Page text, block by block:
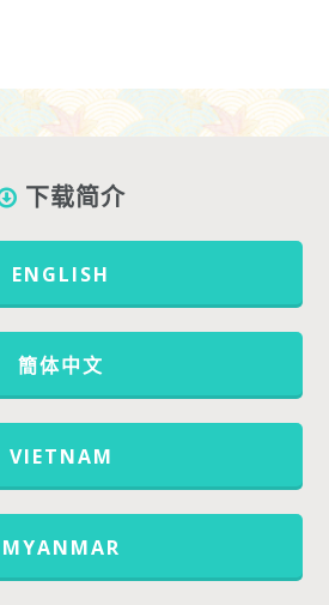
下载简介
ENGLISH
簡体中文
VIETNAM
MYANMAR